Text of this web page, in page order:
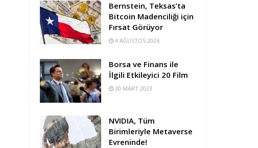
Bernstein, Teksas’ta
Bitcoin Madenciliği için
Fırsat Görüyor
4 AĞUSTOS 2026
Borsa ve Finans ile
İlgili Etkileyici 20 Film
30 MART 2023
NVIDIA, Tüm
Birimleriyle Metaverse
Evreninde!